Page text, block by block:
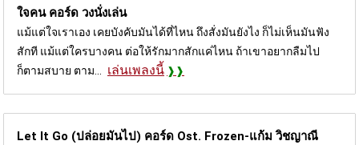
ใจคน คอร์ด วงนั่งเล่น
แม้แต่ใจเราเอง เคยบังคับมันได้ที่ไหน ถึงสั่งมันยังไง ก็ไม่เห็นมันฟัง
สักที แม้แต่ใครบางคน ต่อให้รักมากสักแค่ไหน ถ้าเขาอยากลืมไป
ก็ตามสบาย ตาม... เล่นเพลงนี้
Let It Go (ปล่อยมันไป) คอร์ด Ost. Frozen-แก้ม วิชญาณี